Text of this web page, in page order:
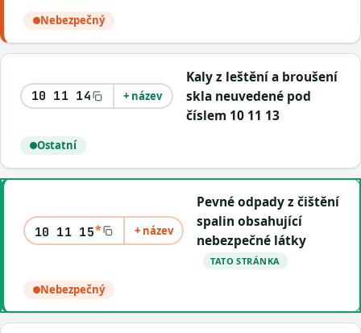
Nebezpečný
10 11 14 + název
Kaly z leštění a broušení
skla neuvedené pod
číslem 10 11 13
Ostatní
10 11 15* + název
Pevné odpady z čištění
spalin obsahující
nebezpečné látky
TATO STRÁNKA
Nebezpečný